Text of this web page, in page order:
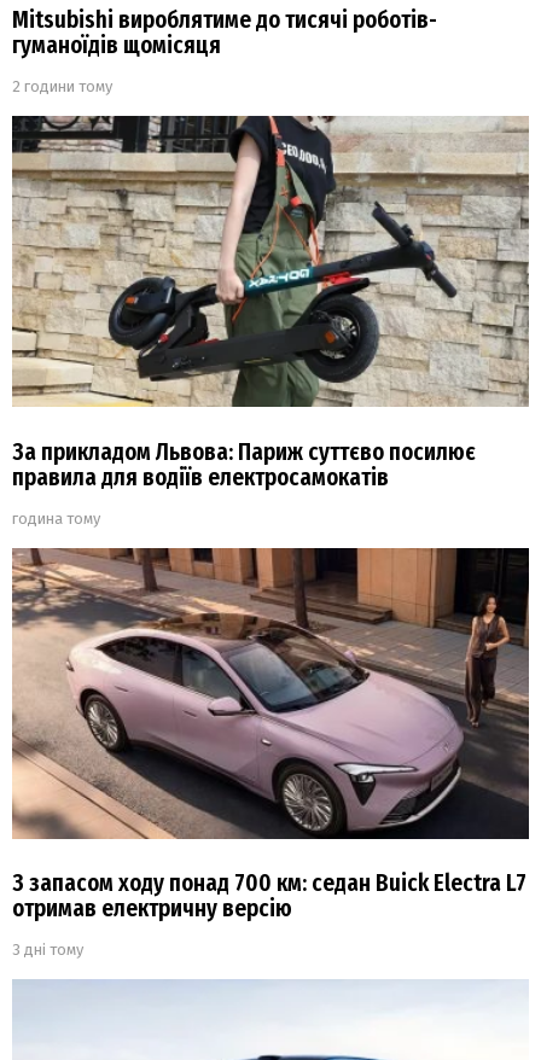
Mitsubishi вироблятиме до тисячі роботів-
гуманоїдів щомісяця
2 години тому
За прикладом Львова: Париж суттєво посилює
правила для водіїв електросамокатів
година тому
З запасом ходу понад 700 км: седан Buick Electra L7
отримав електричну версію
3 дні тому